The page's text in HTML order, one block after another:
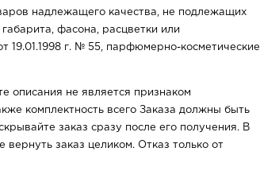
надлежащего качества, не подлежащих
фасона, расцветки или
19.01.1998 г. № 55, парфюмерно-косметические
описания не является признаком
комплектность всего Заказа должны быть
заказ сразу после его получения. В
заказ целиком. Отказ только от